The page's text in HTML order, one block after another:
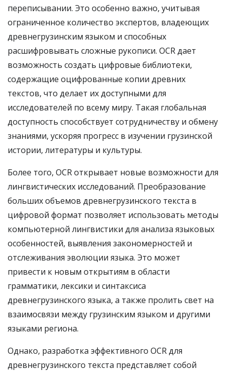
переписывании. Это особенно важно, учитывая
ограниченное количество экспертов, владеющих
древнегрузинским языком и способных
расшифровывать сложные рукописи. OCR дает
возможность создать цифровые библиотеки,
содержащие оцифрованные копии древних
текстов, что делает их доступными для
исследователей по всему миру. Такая глобальная
доступность способствует сотрудничеству и обмену
знаниями, ускоряя прогресс в изучении грузинской
истории, литературы и культуры.
Более того, OCR открывает новые возможности для
лингвистических исследований. Преобразование
больших объемов древнегрузинского текста в
цифровой формат позволяет использовать методы
компьютерной лингвистики для анализа языковых
особенностей, выявления закономерностей и
отслеживания эволюции языка. Это может
привести к новым открытиям в области
грамматики, лексики и синтаксиса
древнегрузинского языка, а также пролить свет на
взаимосвязи между грузинским языком и другими
языками региона.
Однако, разработка эффективного OCR для
древнегрузинского текста представляет собой